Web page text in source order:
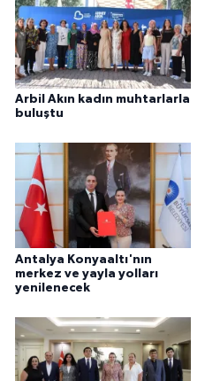
Arbil Akın kadın muhtarlarla
buluştu
Antalya Konyaaltı'nın
merkez ve yayla yolları
yenilenecek